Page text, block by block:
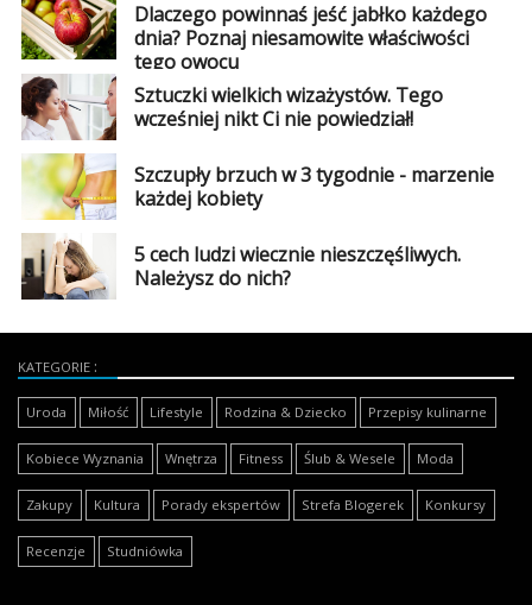
Dlaczego powinnaś jeść jabłko każdego
dnia? Poznaj niesamowite właściwości
tego owocu
Sztuczki wielkich wizażystów. Tego
wcześniej nikt Ci nie powiedział!
Szczupły brzuch w 3 tygodnie - marzenie
każdej kobiety
5 cech ludzi wiecznie nieszczęśliwych.
Należysz do nich?
KATEGORIE
Uroda Miłość Lifestyle Rodzina & Dziecko Przepisy kulinarne
Kobiece Wyznania Wnętrza Fitness Ślub & Wesele Moda
Zakupy Kultura Porady ekspertów Strefa Blogerek Konkursy
Recenzje Studniówka